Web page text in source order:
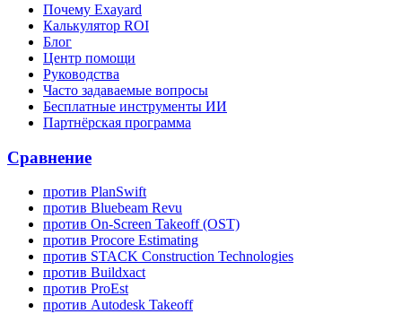
Почему Exayard
Калькулятор ROI
Блог
Центр помощи
Руководства
Часто задаваемые вопросы
Бесплатные инструменты ИИ
Партнёрская программа
Сравнение
против PlanSwift
против Bluebeam Revu
против On-Screen Takeoff (OST)
против Procore Estimating
против STACK Construction Technologies
против Buildxact
против ProEst
против Autodesk Takeoff